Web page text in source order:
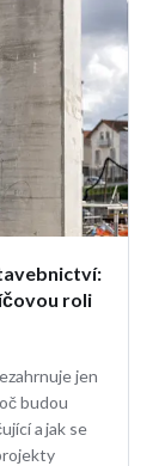
roli
jen
budou
a jak se